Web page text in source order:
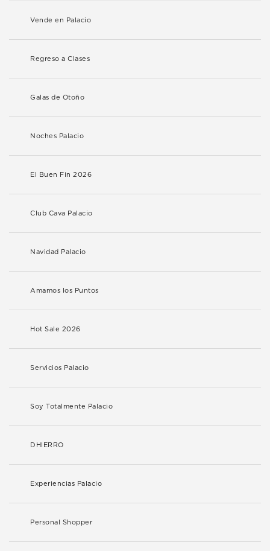
Vende en Palacio
Regreso a Clases
Galas de Otoño
Noches Palacio
El Buen Fin 2026
Club Cava Palacio
Navidad Palacio
Amamos los Puntos
Hot Sale 2026
Servicios Palacio
Soy Totalmente Palacio
DHIERRO
Experiencias Palacio
Personal Shopper